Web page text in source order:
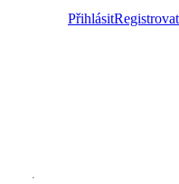
PřihlásitRegistrovat